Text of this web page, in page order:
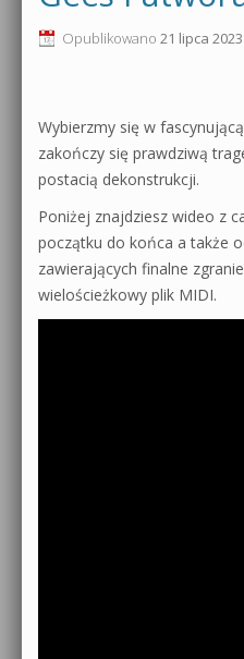
Produkcja muzyczna od
Sound Forge od podstaw
Dubstep z syntezatorem
Kontakt 5 Kompendium
Pakiety
0dB.pl - informacje
Materiały dla mediów
Archiwum aktualności
Polityka prywatności
Regulamin
Działanie sklepu
Opublikowano 21 lipca 2023
Wybierzmy się w
zakończy się prawdziwą
postacią dekonstrukcji.
Poniżej znajdziesz wideo z
początku do końca a także
zawierających finalne
wielościeżkowy plik MIDI.